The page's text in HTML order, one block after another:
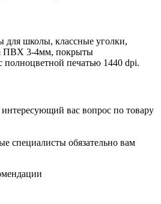
школы, классные уголки,
ПВХ 3-4мм, покрыты
полноцветной печатью 1440 dpi.
вас вопрос по товару
специалисты обязательно вам